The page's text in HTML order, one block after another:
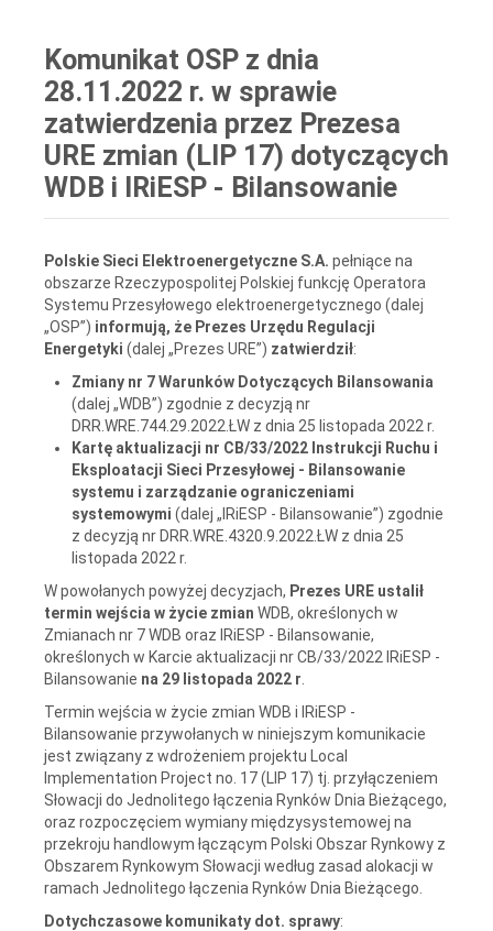
Komunikat OSP z dnia
28.11.2022 r. w sprawie
zatwierdzenia przez Prezesa
URE zmian (LIP 17) dotyczących
WDB i IRiESP - Bilansowanie
Polskie Sieci Elektroenergetyczne S.A. pełniące na
obszarze Rzeczypospolitej Polskiej funkcję Operatora
Systemu Przesyłowego elektroenergetycznego (dalej
„OSP”) informują, że Prezes Urzędu Regulacji
Energetyki (dalej „Prezes URE”) zatwierdził:
Zmiany nr 7 Warunków Dotyczących Bilansowania
(dalej „WDB”) zgodnie z decyzją nr
DRR.WRE.744.29.2022.ŁW z dnia 25 listopada 2022 r.
Kartę aktualizacji nr CB/33/2022 Instrukcji Ruchu i
Eksploatacji Sieci Przesyłowej - Bilansowanie
systemu i zarządzanie ograniczeniami
systemowymi (dalej „IRiESP - Bilansowanie”) zgodnie
z decyzją nr DRR.WRE.4320.9.2022.ŁW z dnia 25
listopada 2022 r.
W powołanych powyżej decyzjach, Prezes URE ustalił
termin wejścia w życie zmian WDB, określonych w
Zmianach nr 7 WDB oraz IRiESP - Bilansowanie,
określonych w Karcie aktualizacji nr CB/33/2022 IRiESP -
Bilansowanie na 29 listopada 2022 r
Termin wejścia w życie zmian WDB i IRiESP -
Bilansowanie przywołanych w niniejszym komunikacie
jest związany z wdrożeniem projektu Local
Implementation Project no. 17 (LIP 17) tj. przyłączeniem
Słowacji do Jednolitego łączenia Rynków Dnia Bieżącego,
oraz rozpoczęciem wymiany międzysystemowej na
przekroju handlowym łączącym Polski Obszar Rynkowy z
Obszarem Rynkowym Słowacji według zasad alokacji w
ramach Jednolitego łączenia Rynków Dnia Bieżącego.
Dotychczasowe komunikaty dot. sprawy: